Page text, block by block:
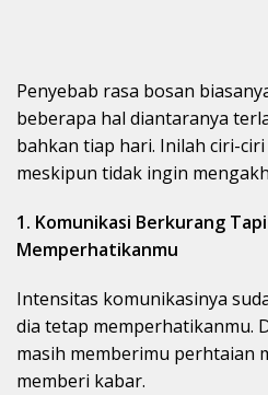
Penyebab rasa bosan
beberapa hal diantaranya
bahkan tiap hari. Inilah ciri-
meskipun tidak ingin
1. Komunikasi Berkurang
Memperhatikanmu
Intensitas komunikasinya
dia tetap memperhatikanmu.
masih memberimu perhtaian
memberi kabar.